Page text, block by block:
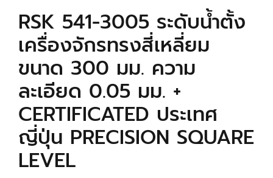
RSK 541-3005 ระดับน้ำตั้ง
เครื่องจักรทรงสี่เหลี่ยม
ขนาด 300 มม. ความ
ละเอียด 0.05 มม. +
CERTIFICATED ประเทศ
ญี่ปุ่น PRECISION SQUARE
LEVEL